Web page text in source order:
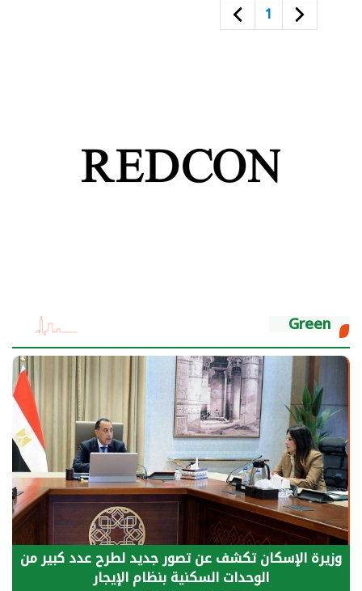
1
Green
وزيرة الإسكان تكشف عن تصور جديد لطرح عدد كبير من
الوحدات السكنية بنظام الإيجار